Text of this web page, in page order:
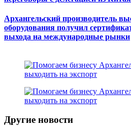
Архангельский производитель
оборудования получил
выхода на международные рынки
Другие новости